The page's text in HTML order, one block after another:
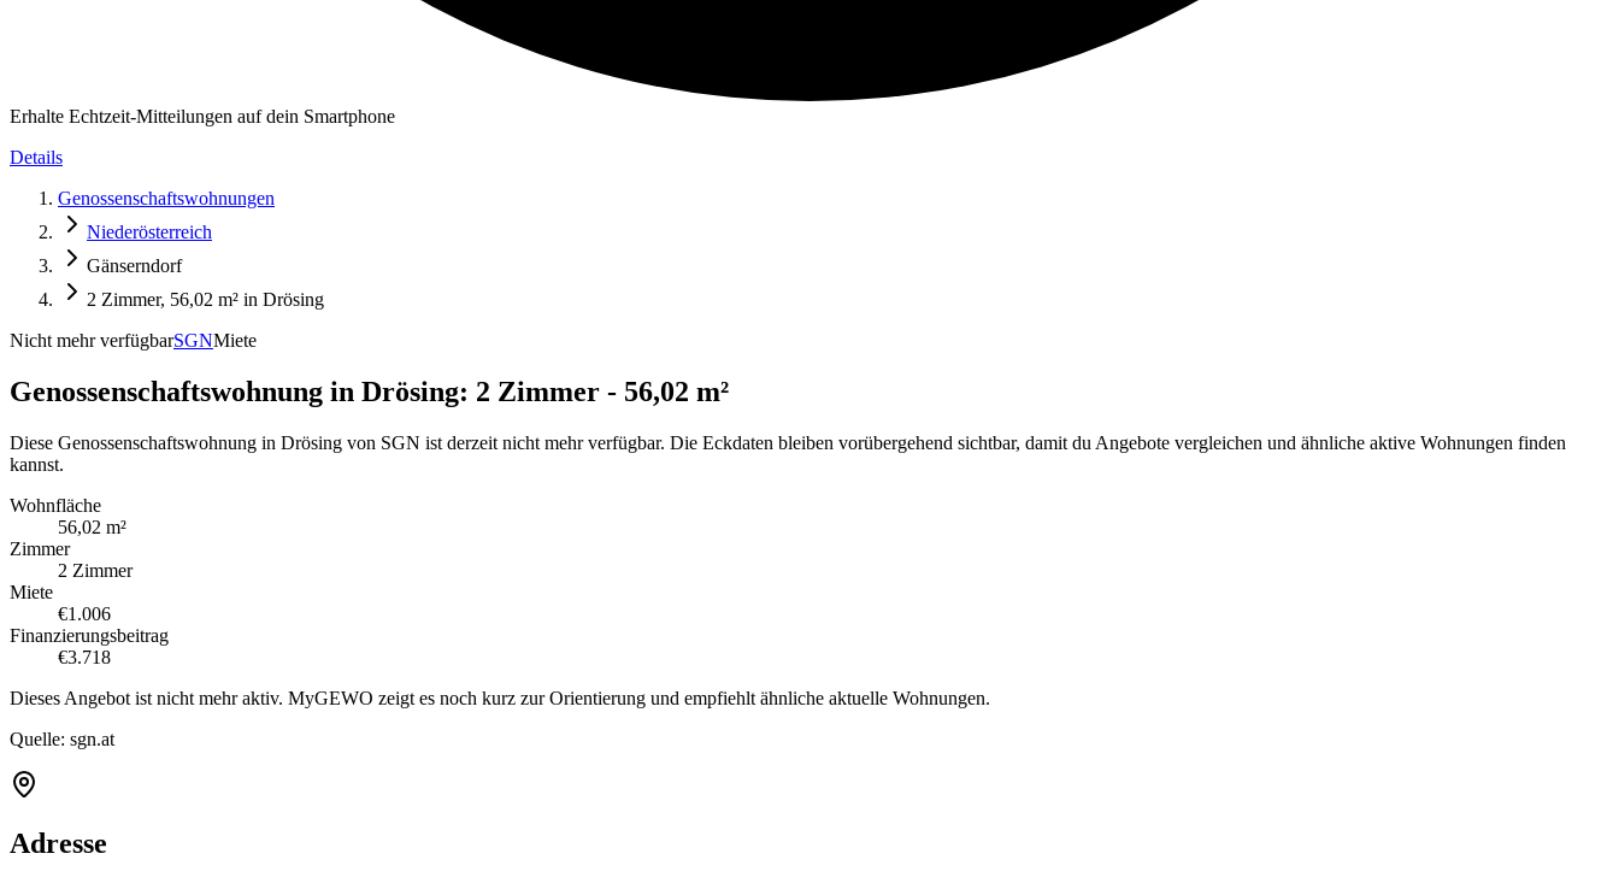
Erhalte Echtzeit-Mitteilungen auf dein Smartphone
Details
Genossenschaftswohnungen
Niederösterreich
Gänserndorf
2 Zimmer, 56,02 m² in Drösing
Nicht mehr verfügbarSGNMiete
Genossenschaftswohnung in Drösing: 2 Zimmer - 56,02 m²
Diese Genossenschaftswohnung in Drösing von SGN ist derzeit nicht mehr verfügbar. Die Eckdaten bleiben vorübergehend sichtbar, damit du Angebote vergleichen und ähnliche aktive Wohnungen finden
kannst.
Wohnfläche
56,02 m²
Zimmer
2 Zimmer
Miete
€1.006
Finanzierungsbeitrag
€3.718
Dieses Angebot ist nicht mehr aktiv. MyGEWO zeigt es noch kurz zur Orientierung und empfiehlt ähnliche aktuelle Wohnungen.
Quelle: sgn.at
Adresse